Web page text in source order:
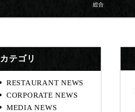
総合
カテゴリ
RESTAURANT NEWS
CORPORATE NEWS
MEDIA NEWS